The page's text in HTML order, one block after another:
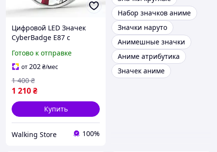
Цифровой LED Значек
CyberBadge E87 с
Приложением и Bluetooth
Электронный Е-Бейдж с
Видео, GIF и Фото,
Готово к отправке
от202₴/мес
1 210₴
1 400 ₴
Купить
Walking Store 100%
Набор значков аниме
Значки наруто
Анимешные значки
Аниме атрибутика
Значек аниме